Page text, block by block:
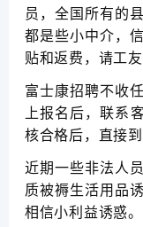
员，全国所有的
都是些小中介，
贴和返费，请工
富士康招聘不收
上报名后，联系
核合格后，直接到
近期一些非法人
质被褥生活用品
相信小利益诱惑。